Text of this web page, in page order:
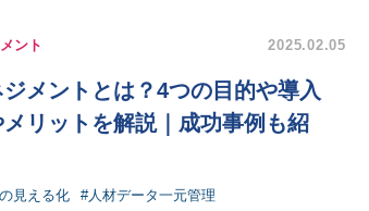
ント 2025.02.05
メントとは？4つの目的や導入
リットを解説｜成功事例も紹
見える化 #人材データ一元管理